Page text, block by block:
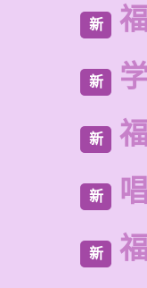
新
新
新
新
新